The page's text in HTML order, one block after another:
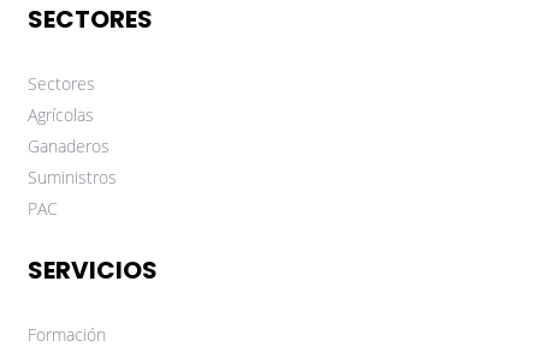
SECTORES
Sectores
Agrícolas
Ganaderos
Suministros
PAC
SERVICIOS
Formación